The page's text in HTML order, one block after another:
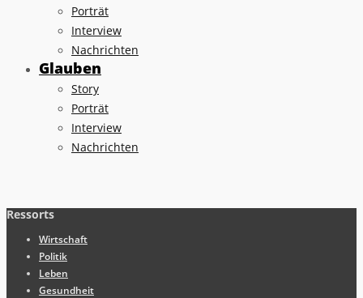
Porträt
Interview
Nachrichten
Glauben
Story
Porträt
Interview
Nachrichten
Ressorts
Wirtschaft
Politik
Leben
Gesundheit